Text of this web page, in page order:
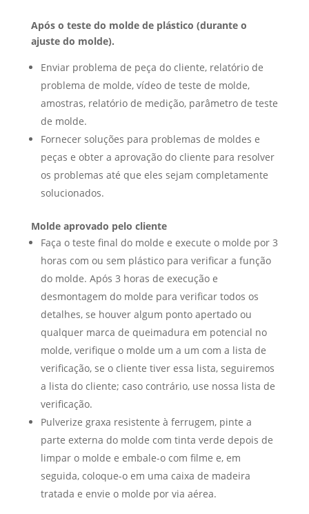
Após o teste do molde de plástico (durante o
ajuste do molde).
Enviar problema de peça do cliente, relatório de
problema de molde, vídeo de teste de molde,
amostras, relatório de medição, parâmetro de teste
de molde.
Fornecer soluções para problemas de moldes e
peças e obter a aprovação do cliente para resolver
os problemas até que eles sejam completamente
solucionados.
Molde aprovado pelo cliente
Faça o teste final do molde e execute o molde por 3
horas com ou sem plástico para verificar a função
do molde. Após 3 horas de execução e
desmontagem do molde para verificar todos os
detalhes, se houver algum ponto apertado ou
qualquer marca de queimadura em potencial no
molde, verifique o molde um a um com a lista de
verificação, se o cliente tiver essa lista, seguiremos
a lista do cliente; caso contrário, use nossa lista de
verificação.
Pulverize graxa resistente à ferrugem, pinte a
parte externa do molde com tinta verde depois de
limpar o molde e embale-o com filme e, em
seguida, coloque-o em uma caixa de madeira
tratada e envie o molde por via aérea.